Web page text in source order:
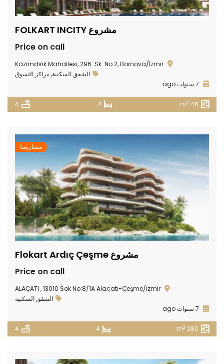
مشروع FOLKART INCITY
Price on call
Kazımdirik Mahallesi, 296. Sk. No:2, Bornova/İzmir
الشقق السكنية,مراكز التسوق
46 m
2
4
4
مشاريعنا
مشروع Flokart Ardıç Çeşme
Price on call
ALAÇATI , 13010 Sok No:8/1A Alaçatı-Çeşme/İzmir
الشقق السكنية
280 m
2
4
4